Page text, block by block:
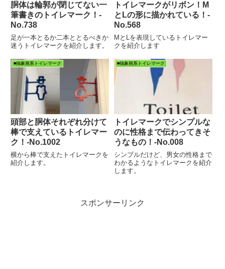
胴体は輪郭が閉じてない一
筆書きのトイレマーク！‐
No.738
足が一本とるか二本ととるべきか
迷うトイレマークを紹介します。
トイレマークがリボン！M
とLの形に描かれている！‐
No.568
MとLを表現しているトイレマー
クを紹介します
■抽象画系トイレマーク
頭部と胴体それぞれ分けて
棒で支えているトイレマー
ク！‐No.1002
横から棒で支えたトイレマークを
紹介します。
■抽象画系トイレマーク
トイレマークでシンプルな
のに性格まで伝わってきそ
うなもの！-No.008
シンプルだけど、男女の性格まで
わかるようなトイレマークを紹介
します。
スポンサーリンク